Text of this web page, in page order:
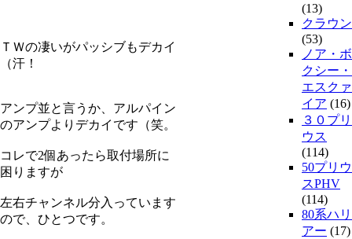
ＴＷの凄いがパッシブもデカイ
（汗！
アンプ並と言うか、アルパイン
のアンプよりデカイです（笑。
コレで2個あったら取付場所に
困りますが
左右チャンネル分入っています
ので、ひとつです。
(13)
クラウン
(53)
ノア・ボ
クシー・
エスクァ
イア (16)
３０プリ
ウス
(114)
50プリウ
スPHV
(114)
80系ハリ
アー (17)